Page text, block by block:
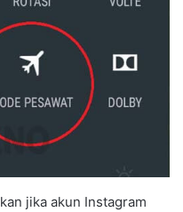
jika akun Instagram